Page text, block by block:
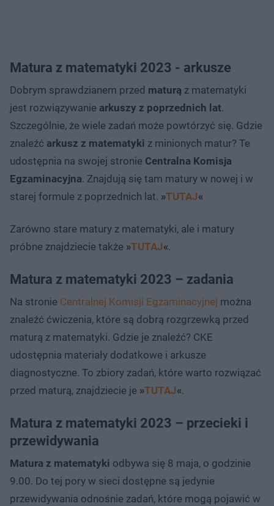
Matura z matematyki 2023 - arkusze
Dobrym sprawdzianem przed maturą z matematyki
jest rozwiązywanie arkuszy z poprzednich lat.
Szczególnie, że wiele zadań może powtórzyć się. Gdzie
znaleźć arkusz z matematyki z minionych matur? Te
udostępnia na swojej stronie Centralna Komisja
Egzaminacyjna. Znajdują się tam matury w nowej i w
starej formule z poprzednich lat. »TUTAJ«
Zarówno stare matury z matematyki, ale i matury
próbne znajdziecie także »TUTAJ«.
Matura z matematyki 2023 – zadania
Na stronie Centralnej Komisji Egzaminacyjnej można
znaleźć ćwiczenia, które są dobrą rozgrzewką przed
maturą z matematyki. Gdzie je znaleźć? CKE
udostępnia materiały dodatkowe i arkusze
diagnostyczne. To zbiory zadań, które warto rozwiązać
przed maturą, znajdziecie je »TUTAJ«.
Matura z matematyki 2023 – przecieki i
przewidywania
Matura z matematyki odbywa się 8 maja, o godzinie
9.00. Do tej pory w sieci dostępne są jedynie
przewidywania odnośnie zadań, które mogą pojawić w